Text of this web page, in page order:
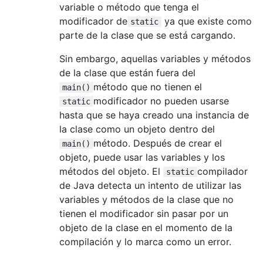
variable o método que tenga el
modificador de static
ya que existe como
parte de la clase que se está cargando.
Sin embargo, aquellas variables y métodos
de la clase que están fuera del
main() método que no tienen el
static modificador no pueden usarse
hasta que se haya creado una instancia de
la clase como un objeto dentro del
main() método. Después de crear el
objeto, puede usar las variables y los
métodos del objeto. El
static compilador
de Java detecta un intento de utilizar las
variables y métodos de la clase que no
tienen el modificador sin pasar por un
objeto de la clase en el momento de la
compilación y lo marca como un error.